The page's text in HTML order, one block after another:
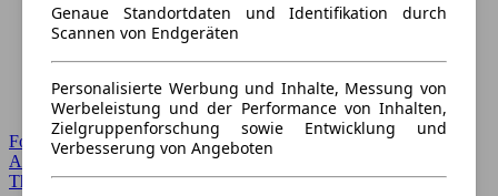
Forum Startseite
Alle Auto-Foren
Themen-Forum
Genaue Standortdaten und Identifikation durch
Scannen von Endgeräten
Personalisierte Werbung und Inhalte, Messung von
Werbeleistung und der Performance von Inhalten,
Zielgruppenforschung sowie Entwicklung und
Verbesserung von Angeboten